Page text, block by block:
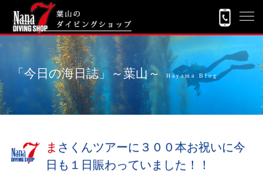
「今日の海日誌」～葉山～ Hayama Blog
まさくんツアーに３００本お祝いに今
日も１日賑わっていました！！